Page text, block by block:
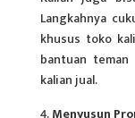
Langkahnya
khusus toko
bantuan
kalian jual.
Menyusun